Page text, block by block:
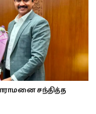
சந்தித்த